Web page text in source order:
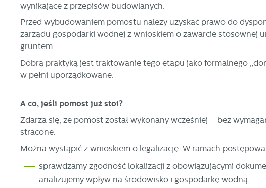
wynikające z przepisów budowlanych.
Przed wybudowaniem pomostu należy uzyskać prawo do
zarządu gospodarki wodnej z wnioskiem o zawarcie stosownej
gruntem.
Dobrą praktyką jest traktowanie tego etapu jako formalnego
w pełni uporządkowane.
A co, jeśli pomost już stoi?
Zdarza się, że pomost został wykonany wcześniej – bez
stracone.
Można wystąpić z wnioskiem o legalizację. W ramach
sprawdzamy zgodność lokalizacji z obowiązującymi
analizujemy wpływ na środowisko i gospodarkę wodną,